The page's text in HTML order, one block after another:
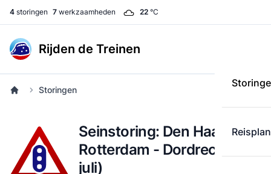
4 storingen 7 werkzaamheden 22 °C
Rijden de Treinen
Storingen
Seinstoring: Den Haag -
Rotterdam - Dordrecht (8
juli)